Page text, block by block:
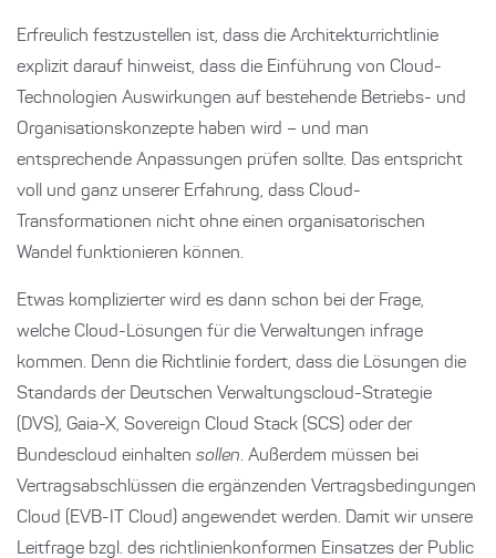
Erfreulich festzustellen ist, dass die Architekturrichtlinie
explizit darauf hinweist, dass die Einführung von Cloud-
Technologien Auswirkungen auf bestehende Betriebs- und
Organisationskonzepte haben wird – und man
entsprechende Anpassungen prüfen sollte. Das entspricht
voll und ganz unserer Erfahrung, dass Cloud-
Transformationen nicht ohne einen organisatorischen
Wandel funktionieren können.
Etwas komplizierter wird es dann schon bei der Frage,
welche Cloud-Lösungen für die Verwaltungen infrage
kommen. Denn die Richtlinie fordert, dass die Lösungen die
Standards der Deutschen Verwaltungscloud-Strategie
(DVS), Gaia-X, Sovereign Cloud Stack (SCS) oder der
Bundescloud einhalten sollen. Außerdem müssen bei
Vertragsabschlüssen die ergänzenden Vertragsbedingungen
Cloud (EVB-IT Cloud) angewendet werden. Damit wir unsere
Leitfrage bzgl. des richtlinienkonformen Einsatzes der Public